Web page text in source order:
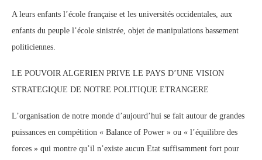
A leurs enfants l’école française et les universités occidentales, aux
enfants du peuple l’école sinistrée, objet de manipulations bassement
politiciennes.
LE POUVOIR ALGERIEN PRIVE LE PAYS D’UNE VISION
STRATEGIQUE DE NOTRE POLITIQUE ETRANGERE
L’organisation de notre monde d’aujourd’hui se fait autour de grandes
puissances en compétition « Balance of Power » ou « l’équilibre des
forces » qui montre qu’il n’existe aucun Etat suffisamment fort pour